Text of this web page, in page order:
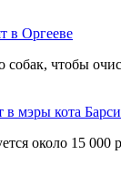
в Оргееве
собак, чтобы
мэры кота
около 15